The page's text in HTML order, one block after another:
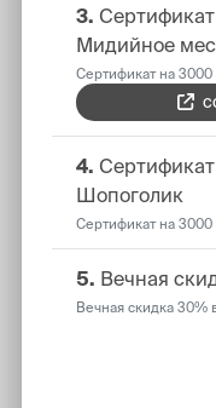
3.
Мидийное
Сертификат на
4.
Шопоголик
Сертификат на
5. Вечная
Вечная скидка 30%